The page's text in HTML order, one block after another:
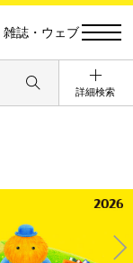
雑誌・ウェブ
詳細検索